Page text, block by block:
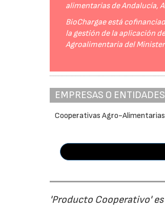
alimentarias de Andalucía,
BioChargae está
la gestión de la aplicación
Agroalimentaria del
EMPRESAS O
Cooperativas Agro-
'Producto Cooperativo'